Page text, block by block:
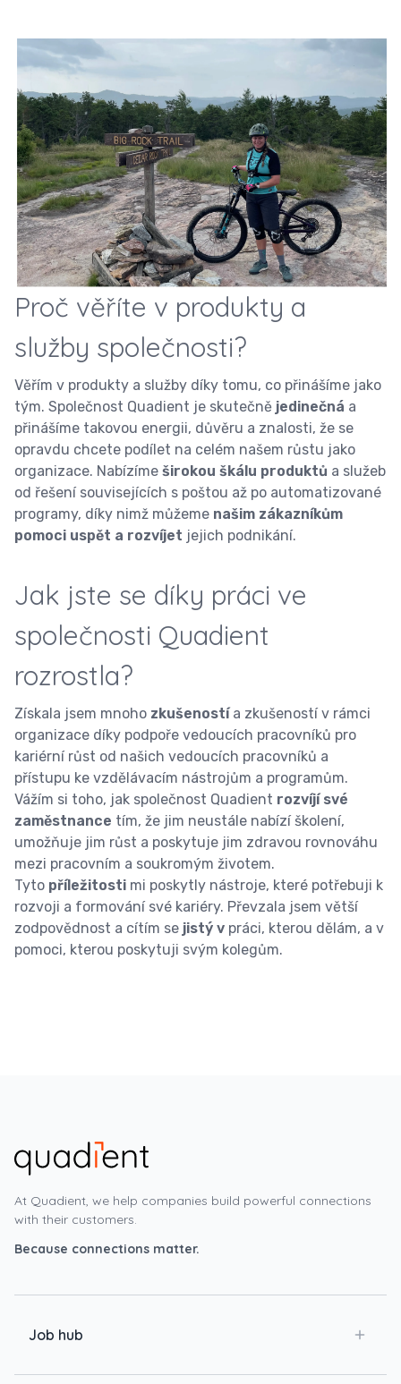
Proč věříte v produkty a
služby společnosti?
Věřím v produkty a služby díky tomu, co přinášíme jako
tým. Společnost Quadient je skutečně jedinečná a
přinášíme takovou energii, důvěru a znalosti, že se
opravdu chcete podílet na celém našem růstu jako
organizace. Nabízíme širokou škálu produktů a služeb
od řešení souvisejících s poštou až po automatizované
programy, díky nimž můžeme našim zákazníkům
pomoci uspět a rozvíjet jejich podnikání.
Jak jste se díky práci ve
společnosti Quadient
rozrostla?
Získala jsem mnoho zkušenostía zkušeností v rámci
organizace díky podpoře vedoucích pracovníků pro
kariérní růst od našich vedoucích pracovníků a
přístupu ke vzdělávacím nástrojům a programům.
Vážím si toho, jak společnost Quadient rozvíjí své
zaměstnance tím, že jim neustále nabízí školení,
umožňuje jim růst a poskytuje jim zdravou rovnováhu
mezi pracovním a soukromým životem.
Tyto příležitosti mi poskytly nástroje, které potřebuji k
rozvoji a formování své kariéry. Převzala jsem větší
zodpovědnost a cítím se jistý v práci, kterou dělám, a v
pomoci, kterou poskytuji svým kolegům.
At Quadient, we help companies build powerful connections
with their customers.
Because connections matter.
Job hub